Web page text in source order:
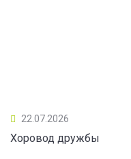
22.07.2026
Хоровод дружбы